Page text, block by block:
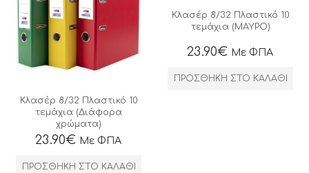
Κλασέρ 8/32 Πλαστικό 10
τεμάχια (Διάφορα
χρώματα)
23.90€ Με ΦΠΑ
ΠΡΟΣΘΉΚΗ ΣΤΟ ΚΑΛΆΘΙ
Κλασέρ 8/32 Πλαστικό 10
τεμάχια (ΜΑΥΡΟ)
23.90€ Με ΦΠΑ
ΠΡΟΣΘΉΚΗ ΣΤΟ ΚΑΛΆΘΙ